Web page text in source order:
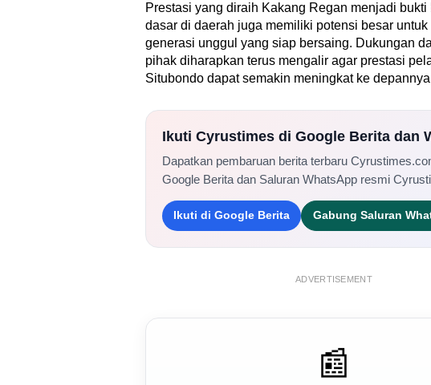
Prestasi yang diraih Kakang Regan menjadi
dasar di daerah juga memiliki potensi besar untuk
generasi unggul yang siap bersaing. Dukungan
pihak diharapkan terus mengalir agar prestasi
Situbondo dapat semakin meningkat ke
Ikuti Cyrustimes di Google Berita dan
Dapatkan pembaruan berita terbaru
Google Berita dan Saluran WhatsApp resmi
Ikuti di Google Berita Gabung Saluran
ADVERTISEMENT
📰